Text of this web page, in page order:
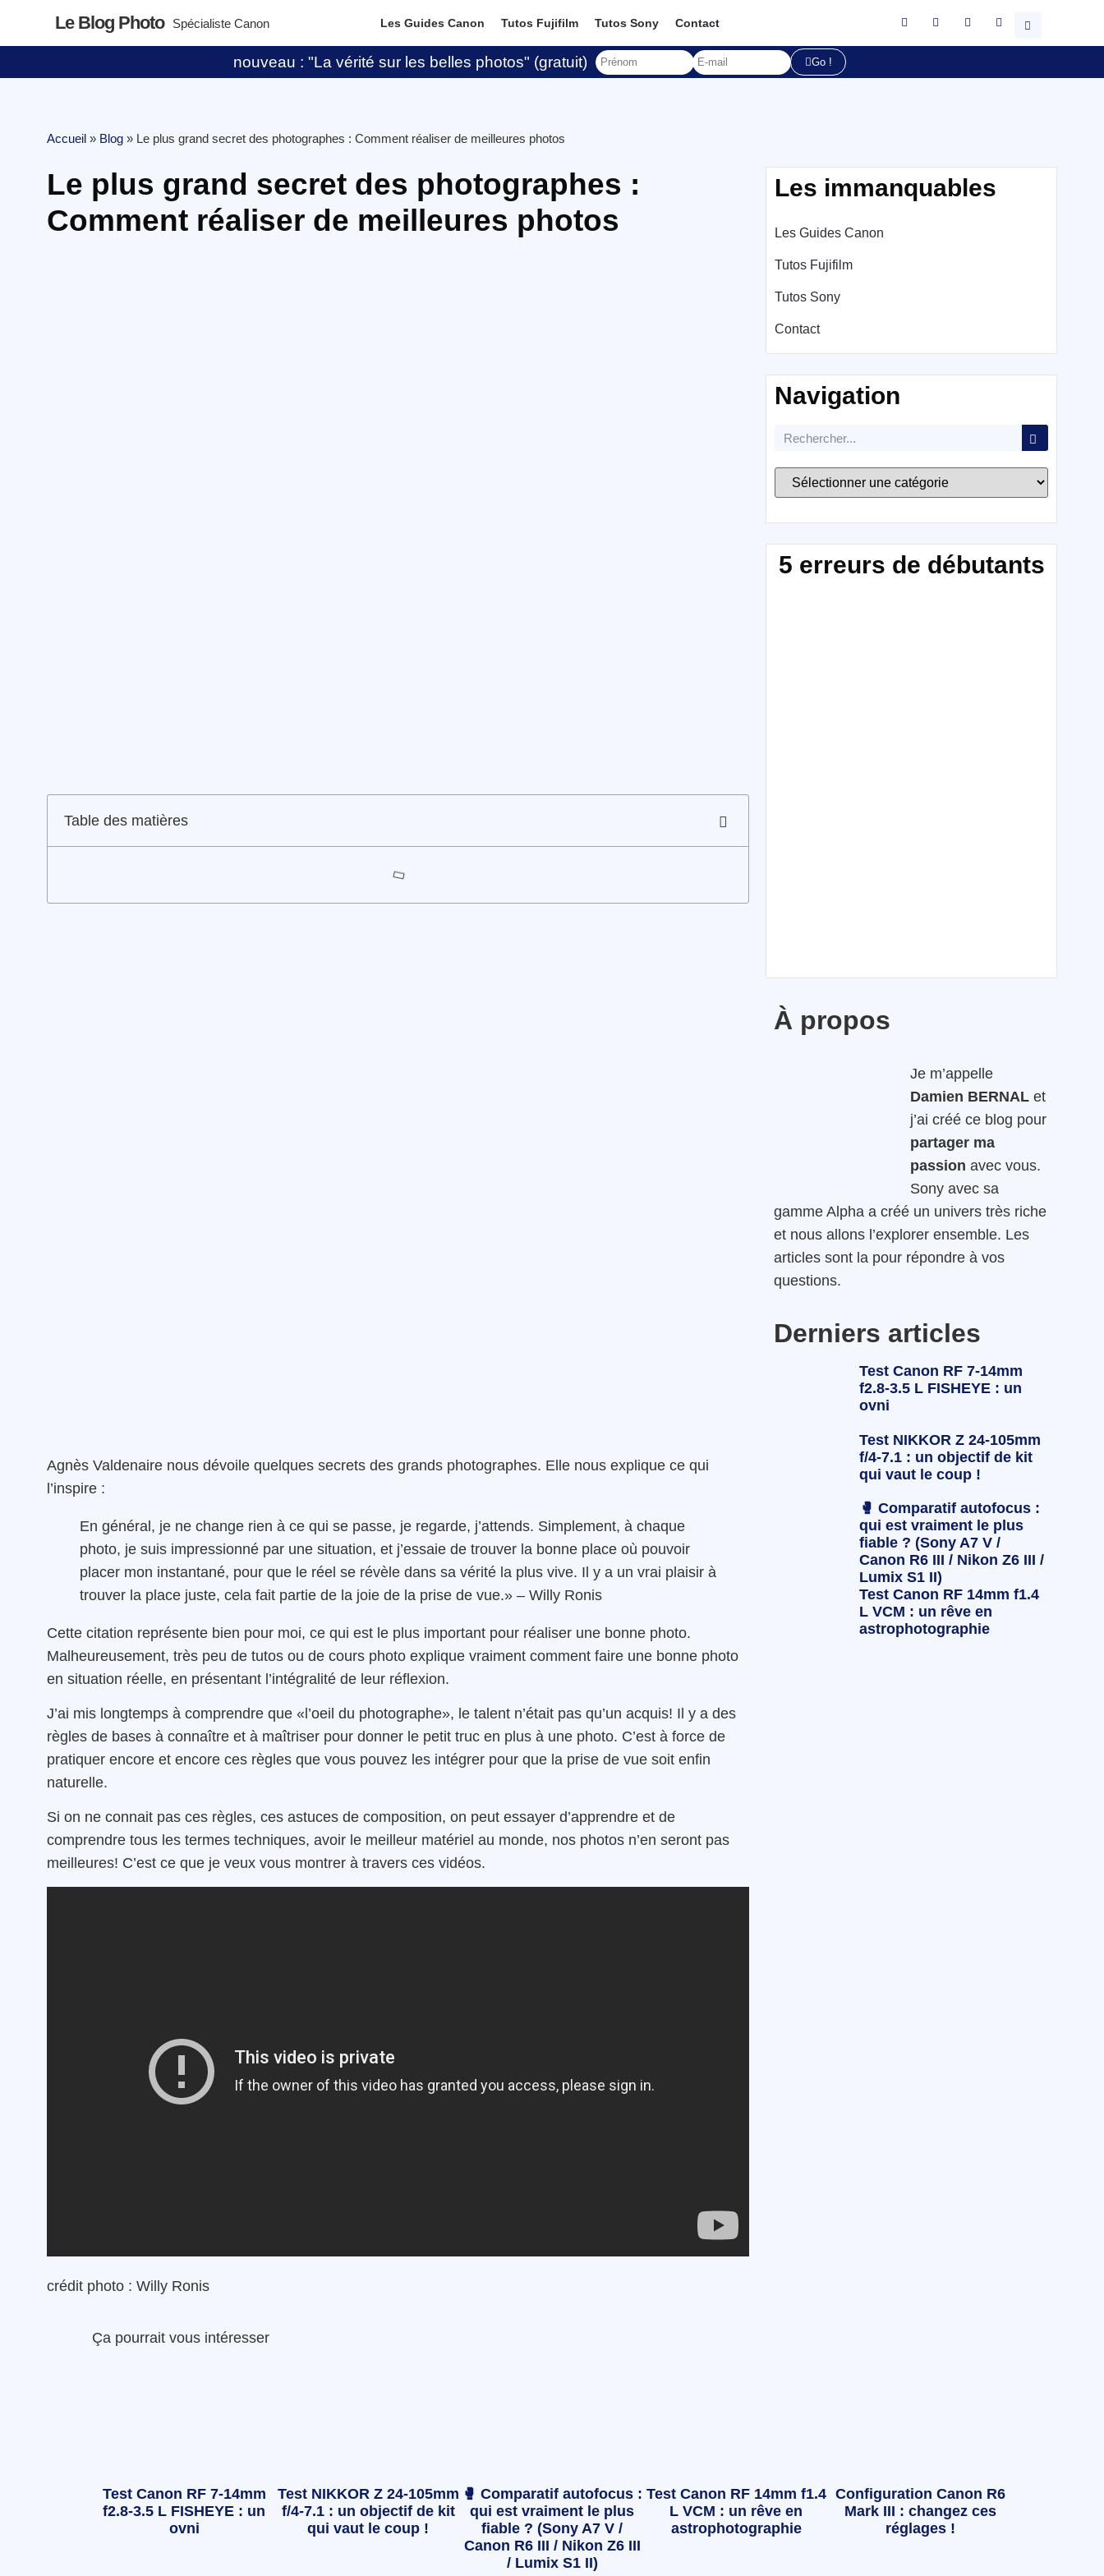
Le Blog Photo Spécialiste Canon Les Guides Canon Tutos Fujifilm Tutos Sony Contact
nouveau : "La vérité sur les belles photos" (gratuit) Go !
Accueil » Blog » Le plus grand secret des photographes : Comment réaliser de meilleures photos
Le plus grand secret des photographes :
Comment réaliser de meilleures photos
Table des matières
Agnès Valdenaire nous dévoile quelques secrets des grands photographes. Elle nous explique ce qui
l’inspire :
En général, je ne change rien à ce qui se passe, je regarde, j’attends. Simplement, à chaque
photo, je suis impressionné par une situation, et j’essaie de trouver la bonne place où pouvoir
placer mon instantané, pour que le réel se révèle dans sa vérité la plus vive. Il y a un vrai plaisir à
trouver la place juste, cela fait partie de la joie de la prise de vue.» – Willy Ronis
Cette citation représente bien pour moi, ce qui est le plus important pour réaliser une bonne photo.
Malheureusement, très peu de tutos ou de cours photo explique vraiment comment faire une bonne photo
en situation réelle, en présentant l’intégralité de leur réflexion.
J’ai mis longtemps à comprendre que «l’oeil du photographe», le talent n’était pas qu’un acquis! Il y a des
règles de bases à connaître et à maîtriser pour donner le petit truc en plus à une photo. C’est à force de
pratiquer encore et encore ces règles que vous pouvez les intégrer pour que la prise de vue soit enfin
naturelle.
Si on ne connait pas ces règles, ces astuces de composition, on peut essayer d’apprendre et de
comprendre tous les termes techniques, avoir le meilleur matériel au monde, nos photos n’en seront pas
meilleures! C’est ce que je veux vous montrer à travers ces vidéos.
crédit photo : Willy Ronis
Les immanquables
Les Guides Canon
Tutos Fujifilm
Tutos Sony
Contact
Navigation
5 erreurs de débutants
À propos
Je m’appelle
Damien BERNAL et
j’ai créé ce blog pour
partager ma
passion avec vous.
Sony avec sa
gamme Alpha a créé un univers très riche
et nous allons l’explorer ensemble. Les
articles sont la pour répondre à vos
questions.
Derniers articles
Test Canon RF 7-14mm
f2.8-3.5 L FISHEYE : un
ovni
Test NIKKOR Z 24-105mm
f/4-7.1 : un objectif de kit
qui vaut le coup !
🥊 Comparatif autofocus :
qui est vraiment le plus
fiable ? (Sony A7 V /
Canon R6 III / Nikon Z6 III /
Lumix S1 II)
Test Canon RF 14mm f1.4
L VCM : un rêve en
astrophotographie
Ça pourrait vous intéresser
Test Canon RF 7-14mm
f2.8-3.5 L FISHEYE : un
ovni
Test NIKKOR Z 24-105mm
f/4-7.1 : un objectif de kit
qui vaut le coup !
🥊 Comparatif autofocus :
qui est vraiment le plus
fiable ? (Sony A7 V /
Canon R6 III / Nikon Z6 III
/ Lumix S1 II)
Test Canon RF 14mm f1.4
L VCM : un rêve en
astrophotographie
Configuration Canon R6
Mark III : changez ces
réglages !